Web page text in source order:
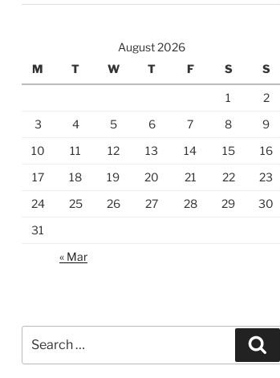
August 2026
M
T W T F S S
1
2
3
4 5 6 7 8
9
10
11 12 13 14 15
16
17
18 19 20 21 22
23
24
25 26 27 28 29
30
31
« Mar
for: